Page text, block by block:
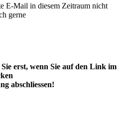
E-Mail in diesem Zeitraum nicht
gerne
erst, wenn Sie auf den Link im
abschliessen!